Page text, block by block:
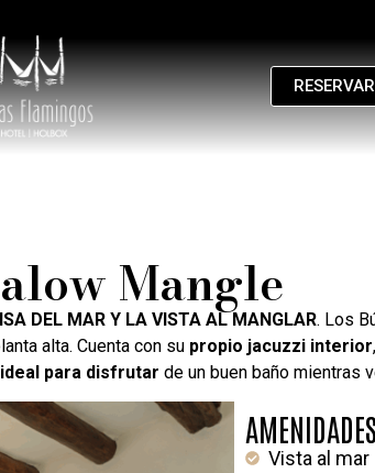
RESERVAR
Mangle
DEL MAR Y LA VISTA AL MANGLAR. Los
alta. Cuenta con su propio jacuzzi interior
para disfrutar de un buen baño mientras
AMENIDADES
Vista al mar